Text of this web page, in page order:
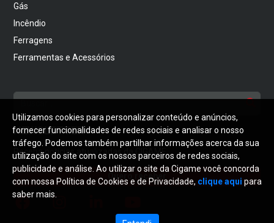
Gás
Incêndio
Ferragens
Ferramentas e Acessórios
NEWSLETTER
Receba notícias atualizadas da CIGAME
Quero receber
Utilizamos cookies para personalizar conteúdo e anúncios,
fornecer funcionalidades de redes sociais e analisar o nosso
tráfego. Podemos também partilhar informações acerca da sua
utilização do site com os nossos parceiros de redes sociais,
publicidade e análise. Ao utilizar o site da Cigame você concorda
com nossa Política de Cookies e de Privacidade, clique aqui para
saber mais.